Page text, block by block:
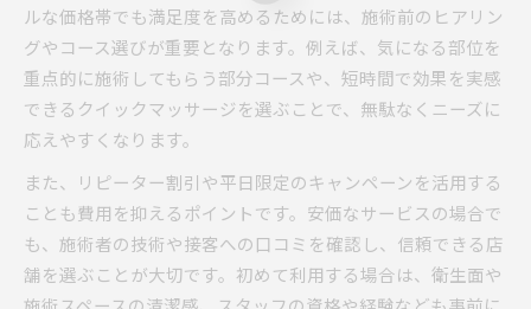
ルな価格帯でも満足度を高めるためには、施術前のヒアリン
グやコース選びが重要となります。例えば、気になる部位を
重点的に施術してもらう部分コースや、短時間で効果を実感
できるクイックマッサージを選ぶことで、無駄なくニーズに
応えやすくなります。
また、リピーター割引や平日限定のキャンペーンを活用する
ことも費用を抑えるポイントです。安価なサービスの場合で
も、施術者の技術や接客への口コミを確認し、信頼できる店
舗を選ぶことが大切です。初めて利用する場合は、衛生面や